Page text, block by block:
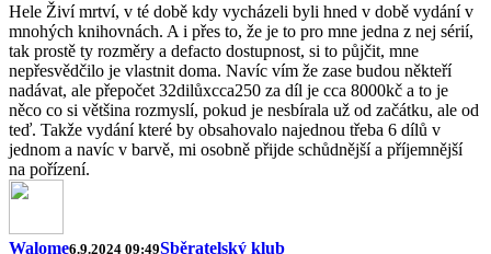
Hele Živí mrtví, v té době kdy vycházeli byli hned v době vydání v
mnohých knihovnách. A i přes to, že je to pro mne jedna z nej sérií,
tak prostě ty rozměry a defacto dostupnost, si to půjčit, mne
nepřesvědčilo je vlastnit doma. Navíc vím že zase budou někteří
nadávat, ale přepočet 32dilůxcca250 za díl je cca 8000kč a to je
něco co si většina rozmyslí, pokud je nesbírala už od začátku, ale od
teď. Takže vydání které by obsahovalo najednou třeba 6 dílů v
jednom a navíc v barvě, mi osobně přijde schůdnější a příjemnější
na pořízení.
Walome6.9.2024 09:49Sběratelský klub